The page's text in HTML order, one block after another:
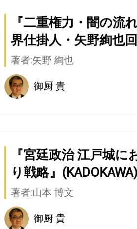
『二重権力・闇の流
界仕掛人・矢野絢也
著者:矢野 絢也
御厨 貴
『宮廷政治 江戸城
り戦略』(KADOKAWA)
著者:山本 博文
御厨 貴